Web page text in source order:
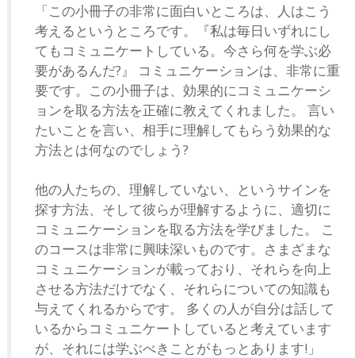
「この小冊子の非常に面白いところは、人はこう
考えるというところです。『私は毎日いずれにし
てもコミュニケートしている。今さら何を学ぶ必
要があるんだ?』 コミュニケーションは、非常に重
要です。この小冊子は、効果的にコミュニケーシ
ョンを取る方法を正確に教えてくれました。 言い
たいことを言い、相手に理解してもらう効果的な
方法とは何なのでしょう?
他の人たちの、理解していない、というサインを
探す方法、そして彼らが理解するように、適切に
コミュニケーションを取る方法を学びました。 こ
のコースは非常に興味深いものです。さまざまな
コミュニケーションが載っており、それらを向上
させる方法だけでなく、それらについての知識も
与えてくれるからです。 多くの人が自分は話して
いるからコミュニケートしていると考えています
が、それには学ぶべきことがもっとあります!」